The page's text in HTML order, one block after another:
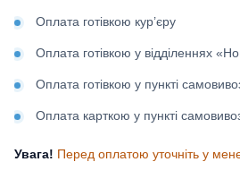
Оплата готівкою кур’єру
Оплата готівкою у відділеннях
Оплата готівкою у пункті
Оплата карткою у пункті
Увага! Перед оплатою уточніть у